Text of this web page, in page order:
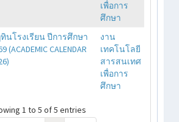
เพื่อการ
ศึกษา
นโรงเรียน ปีการศึกษา
(ACADEMIC CALENDAR
งาน
เทคโนโลยี
สารสนเทศ
เพื่อการ
ศึกษา
1 to 5 of 5 entries